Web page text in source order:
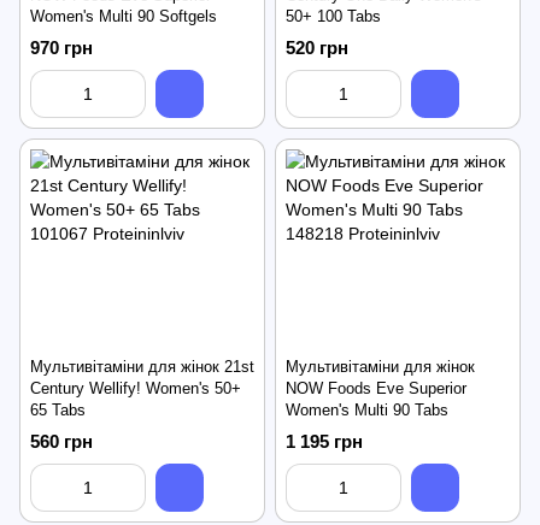
Women's Multi 90 Softgels
970 грн
50+ 100 Tabs
520 грн
Мультивітаміни для жінок 21st
Century Wellify! Women's 50+
65 Tabs
560 грн
Мультивітаміни для жінок
NOW Foods Eve Superior
Women's Multi 90 Tabs
1 195 грн